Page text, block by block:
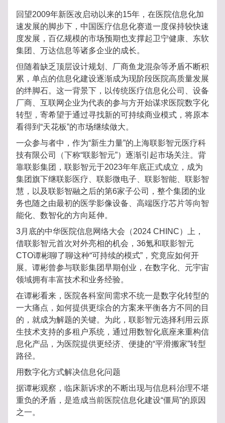
回望2009年新医改启动以来的15年，在医院信息化加
速发展的脚步下，中国医疗信息化赛道一度保持较快速
度发展，百亿规模的市场预期也支撑起卫宁健康、东软
集团、万达信息等诸多企业的成长。
但随着缺乏顶层设计规划、厂商鱼龙混杂等矛盾不断积
累，单点的信息化建设逐渐成为现阶段医院高质量发展
的绊脚石。这一背景下，以传统医疗信息化公司、设备
厂商、互联网企业为代表的参与方开始谋求医院数字化
转型，寄希望于通过寻找新的可持续商业模式，将原本
看得到“天花板”的市场继续做大。
一众参与者中，作为“新生力量”的上海联影智元医疗科
技有限公司（下称“联影智元”）逐渐引起市场关注。背
靠联影集团，联影智元于2023年年底正式成立，成为
集团旗下继联影医疗、联影微电子、联影智能、联影智
慧，以及联影智融之后的第6家子公司，整个集团的业
务也随之由最初的医学影像设备、高端医疗芯片等向智
能化、数智化的方向延伸。
3月底的中华医院信息网络大会（2024 CHINC）上，
借联影智元首次对外亮相的机会，36氪和联影智元
CTO谭彬聊了聊这种“可持续的模式”，究竟应如何开
展。谭彬曾参与联影集团早期创业，在数字化、元宇宙
领域拥有丰富技术和业务经验。
在谭彬看来，医院各科室间需求不统一是数字化转型的
一大痛点，如何提供更综合的方案来平衡各方不同的目
的，就成为解题的关键。为此，联影智元选择利用云原
生技术支持的多租户系统，通过用数智化底座来重构信
息化产品，为医院提供更经济、便捷的“平滑搬家”转型
路径。
用数字化方式解决信息化问题
据谭彬观察，临床新诉求的不断出现与信息科治理不堪
重负的矛盾，是造成当前医院信息化建设“僵局”的原因
之一。